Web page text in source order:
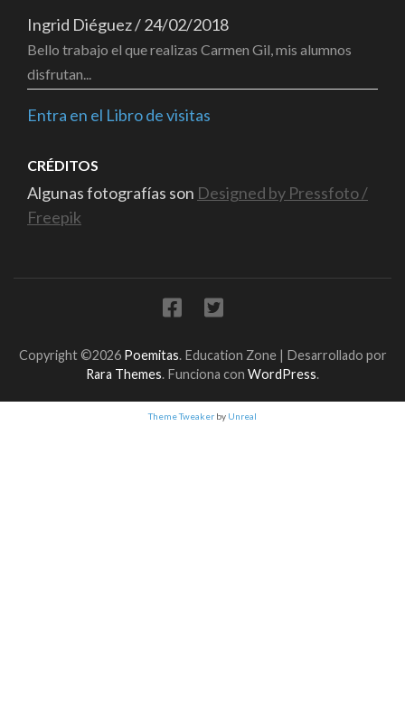
Ingrid Diéguez/24/02/2018
Bello trabajo el que realizas Carmen Gil, mis alumnos
disfrutan...
Entra en el Libro de visitas
CRÉDITOS
Algunas fotografías son Designed by Pressfoto /
Freepik
Copyright ©2026 Poemitas. Education Zone | Desarrollado por
Rara Themes. Funciona con WordPress.
Theme Tweaker by Unreal